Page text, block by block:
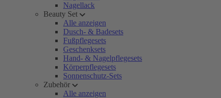
Nagellack
Beauty Set
Alle anzeigen
Dusch- & Badesets
Fußpflegesets
Geschenksets
Hand- & Nagelpflegesets
Körperpflegesets
Sonnenschutz-Sets
Zubehör
Alle anzeigen